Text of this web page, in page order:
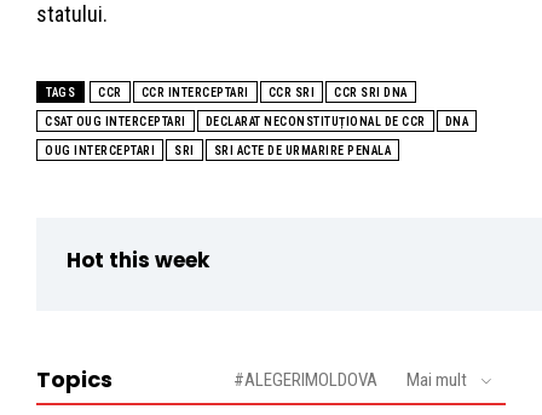
statului.
TAGS CCR CCR INTERCEPTARI CCR SRI CCR SRI DNA
CSAT OUG INTERCEPTARI DECLARAT NECONSTITUȚIONAL DE CCR DNA
OUG INTERCEPTARI SRI SRI ACTE DE URMARIRE PENALA
Hot this week
Topics #ALEGERIMOLDOVA Mai mult